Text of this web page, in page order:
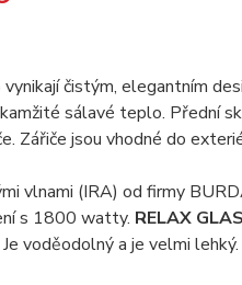
čistým, elegantním
sálavé teplo. Přední
Zářiče jsou vhodné do
vlnami (IRA) od firmy
s 1800 watty. RELAX
voděodolný a je velmi